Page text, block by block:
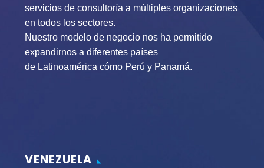
servicios de consultoría a múltiples organizaciones
en todos los sectores.
Nuestro modelo de negocio nos ha permitido
expandirnos a diferentes países
de Latinoamérica cómo Perú y Panamá.
VENEZUELA